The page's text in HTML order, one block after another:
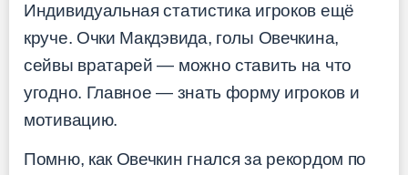
Индивидуальная статистика игроков ещё
круче. Очки Макдэвида, голы Овечкина,
сейвы вратарей — можно ставить на что
угодно. Главное — знать форму игроков и
мотивацию.
Помню, как Овечкин гнался за рекордом по